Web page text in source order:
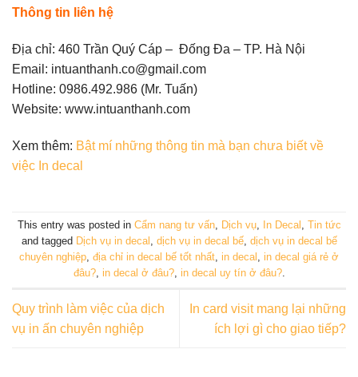
Thông tin liên hệ
Địa chỉ: 460 Trần Quý Cáp – Đống Đa – TP. Hà Nội
Email: intuanthanh.co@gmail.com
Hotline: 0986.492.986 (Mr. Tuấn)
Website: www.intuanthanh.com
Xem thêm: Bật mí những thông tin mà bạn chưa biết về
việc In decal
This entry was posted in Cẩm nang tư vấn, Dịch vụ, In Decal , Tin tức
and tagged Dịch vụ in decal , dịch vụ in decal bế, dịch vụ in decal bế
chuyên nghiệp, địa chỉ in decal bế tốt nhất, in decal , in decal giá rẻ ở
đâu?, in decal ở đâu?, in decal uy tín ở đâu?.
Quy trình làm việc của dịch
vụ in ấn chuyên nghiệp
In card visit mang lại những
ích lợi gì cho giao tiếp?